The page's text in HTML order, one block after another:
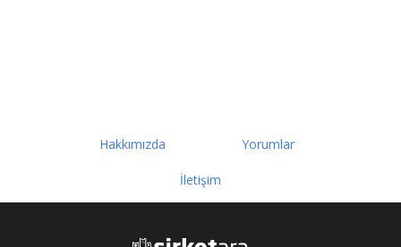
Hakkımızda Yorumlar
İletişim